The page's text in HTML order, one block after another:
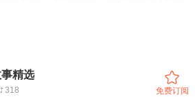
故事典故讲述一些道理。成语就是有
我国的文化之熙。后来被编译成《成
精选
318 免费订阅